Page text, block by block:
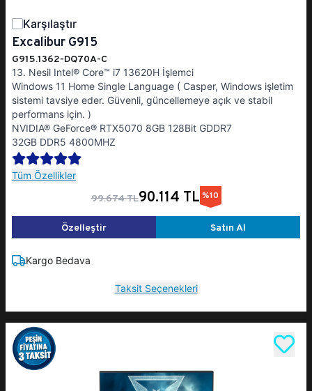
Karşılaştır
Excalibur G915
G915.1362-DQ70A-C
13. Nesil Intel® Core™ i7 13620H İşlemci
Windows 11 Home Single Language ( Casper, Windows işletim
sistemi tavsiye eder. Güvenli, güncellemeye açık ve stabil
performans için. )
NVIDIA® GeForce® RTX5070 8GB 128Bit GDDR7
32GB DDR5 4800MHZ
Tüm Özellikler
99.674 TL90.114 TL %10
Özelleştir Satın Al
Kargo Bedava
Taksit Seçenekleri